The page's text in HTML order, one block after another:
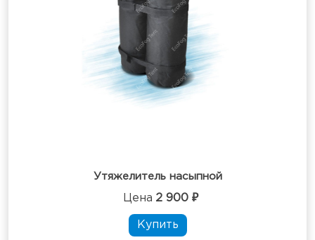
Утяжелитель насыпной
Цена 2 900 ₽
Купить